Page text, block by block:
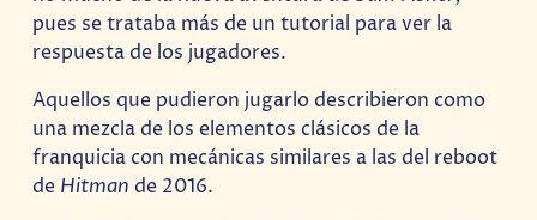
pues se trataba más de un tutorial para ver la
respuesta de los jugadores.
Aquellos que pudieron jugarlo describieron como
una mezcla de los elementos clásicos de la
franquicia con mecánicas similares a las del reboot
de Hitmande 2016.